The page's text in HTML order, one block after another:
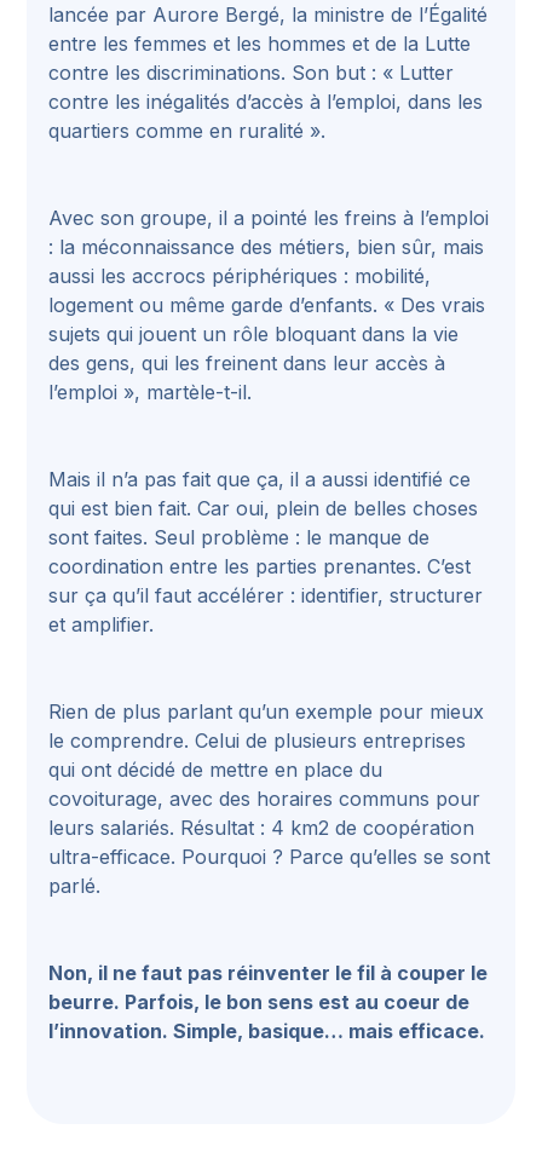
lancée par Aurore Bergé, la ministre de l’Égalité
entre les femmes et les hommes et de la Lutte
contre les discriminations. Son but : « Lutter
contre les inégalités d’accès à l’emploi, dans les
quartiers comme en ruralité ».
Avec son groupe, il a pointé les freins à l’emploi
: la méconnaissance des métiers, bien sûr, mais
aussi les accrocs périphériques : mobilité,
logement ou même garde d’enfants. « Des vrais
sujets qui jouent un rôle bloquant dans la vie
des gens, qui les freinent dans leur accès à
l’emploi », martèle-t-il.
Mais il n’a pas fait que ça, il a aussi identifié ce
qui est bien fait. Car oui, plein de belles choses
sont faites. Seul problème : le manque de
coordination entre les parties prenantes. C’est
sur ça qu’il faut accélérer : identifier, structurer
et amplifier.
Rien de plus parlant qu’un exemple pour mieux
le comprendre. Celui de plusieurs entreprises
qui ont décidé de mettre en place du
covoiturage, avec des horaires communs pour
leurs salariés. Résultat : 4 km2 de coopération
ultra-efficace. Pourquoi ? Parce qu’elles se sont
parlé.
Non, il ne faut pas réinventer le fil à couper le
beurre. Parfois, le bon sens est au coeur de
l’innovation. Simple, basique… mais efficace.